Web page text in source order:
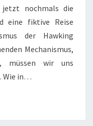
jetzt nochmals die
eine fiktive Reise
der Hawking
Mechanismus,
müssen wir uns
Wie in…